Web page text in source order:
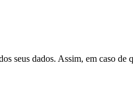
seus dados. Assim, em caso